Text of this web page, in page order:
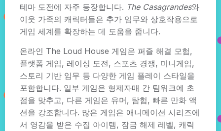
테마 도전에 자주 등장합니다. The Casagrandes와
이웃 가족의 캐릭터들은 추가 임무와 상호작용으로
게임 세계를 확장하는 데 도움을 줍니다.
온라인 The Loud House 게임은 퍼즐 해결 모험,
플랫폼 게임, 레이싱 도전, 스포츠 경쟁, 미니게임,
스토리 기반 임무 등 다양한 게임 플레이 스타일을
포함합니다. 일부 게임은 형제자매 간 팀워크에 초
점을 맞추고, 다른 게임은 유머, 탐험, 빠른 만화 액
션을 강조합니다. 많은 게임은 애니메이션 시리즈에
서 영감을 받은 수집 아이템, 잠금 해제 레벨, 캐릭